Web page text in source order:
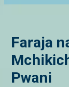
Faraja
Pwani